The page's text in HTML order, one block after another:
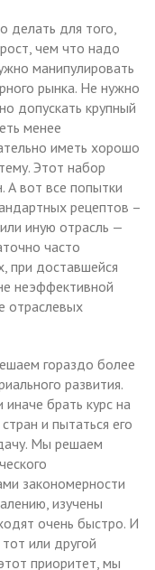
делать для того,
чем что надо
манипулировать
рынка. Не нужно
допускать крупный
менее
иметь хорошо
Этот набор
А вот все попытки
рецептов –
иную отрасль —
часто
при доставшейся
неэффективной
отраслевых
гораздо более
развития.
брать курс на
и пытаться его
Мы решаем
закономерности
изучены
очень быстро. И
или другой
приоритет, мы